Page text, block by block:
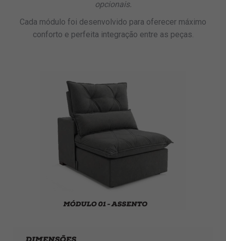
opcionais.
Cada módulo foi desenvolvido para oferecer máximo
conforto e perfeita integração entre as peças.